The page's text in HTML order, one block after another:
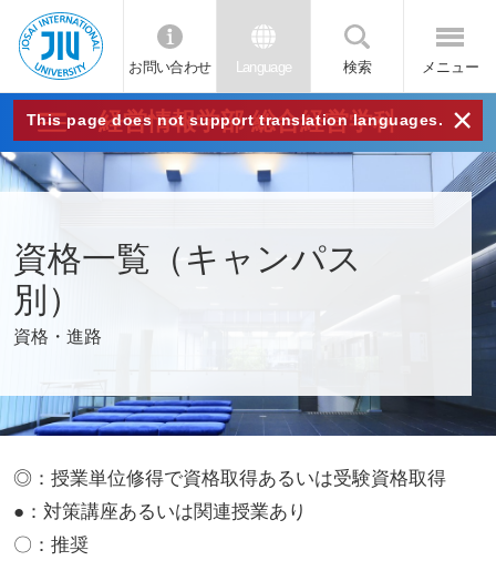
JIU
城西
国際
大学
お問い合わせ Language 検索 メニュー
This page does not support translation languages. ×
経営情報学部 総合経営学科
資格一覧（キャンパス
別）
資格・進路
◎：授業単位修得で資格取得あるいは受験資格取得
●：対策講座あるいは関連授業あり
〇：推奨